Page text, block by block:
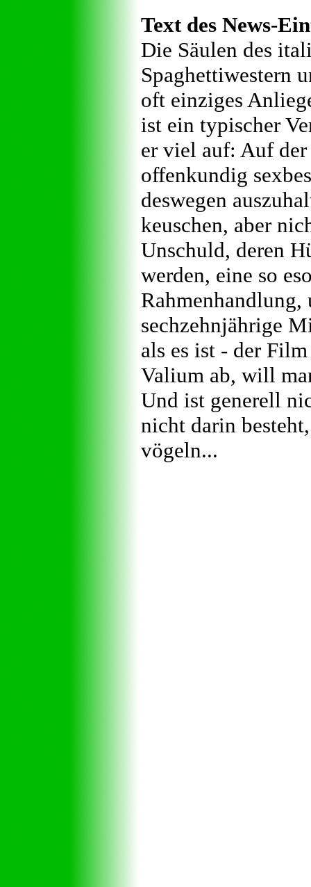
Text des News-
Die Säulen des
Spaghettiwestern
oft einziges
ist ein typischer
er viel auf: Auf der
offenkundig
deswegen
keuschen, aber
Unschuld, deren
werden, eine so
Rahmenhandlung,
sechzehnjährige
als es ist - der
Valium ab, will
Und ist generell
nicht darin
vögeln...